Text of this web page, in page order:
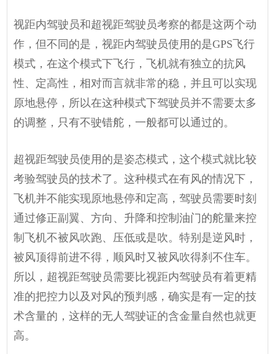
视距内驾驶员和超视距驾驶员考察的都是这两个动
作，但不同的是，视距内驾驶员使用的是GPS飞行
模式，在这个模式下飞行，飞机就有独立的抗风
性、定高性，相对而言就非常的稳，并且可以实现
原地悬停，所以在这种模式下驾驶员并不需要太多
的调整，只有不驶错舵，一般都可以通过的。
超视距驾驶员使用的是姿态模式，这个模式就比较
考验驾驶员的技术了。这种模式在有风的情况下，
飞机并不能实现原地悬停和定高，驾驶员需要时刻
通过修正副翼、方向、升降和控制油门的舵量来控
制飞机不被风吹跑、压低或是吹。特别是逆风时，
被风顶得前进不得，顺风时又被风吹得刹不住车。
所以，超视距驾驶员需要比视距内驾驶员有着更精
准的把控力以及对风的预判感，确实是有一定的技
术含量的，这样的无人驾驶证的含金量自然也就更
高。